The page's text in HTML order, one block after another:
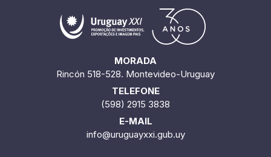
MORADA
Rincón 518-528. Montevideo-Uruguay
TELEFONE
(598) 2915 3838
E-MAIL
info@uruguayxxi.gub.uy